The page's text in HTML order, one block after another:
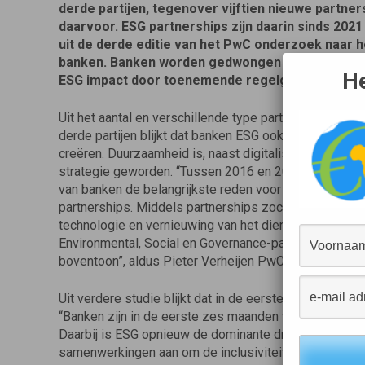
derde partijen, tegenover vijftien nieuwe
daarvoor. ESG partnerships zijn daarin sinds
uit de derde editie van het PwC onderzoek naar
banken. Banken worden gedwongen om
ESG impact door toenemende regelgeving en
Uit het aantal en verschillende type partnerships dat
derde partijen blijkt dat banken ESG ook zien als een
creëren. Duurzaamheid is, naast digitalisering, een
strategie geworden. “Tussen 2016 en 2020 was de
van banken de belangrijkste reden voor het aangaan
partnerships. Middels partnerships zochten banken
technologie en vernieuwing van het dienstenaanbod.
Environmental, Social en Governance-partnerships
boventoon”, aldus Pieter Verheijen PwC director
Uit verdere studie blijkt dat in de eerste twee
“Banken zijn in de eerste zes maanden van dit jaar
Daarbij is ESG opnieuw de dominante drijver achter
samenwerkingen aan om de inclusiviteit van